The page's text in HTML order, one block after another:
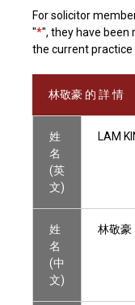
For solicitor
"*", they have been
the current practice
林敬豪 的 詳 情
姓
名
(英
文)
LAM
姓
名
(中
文)
林敬豪